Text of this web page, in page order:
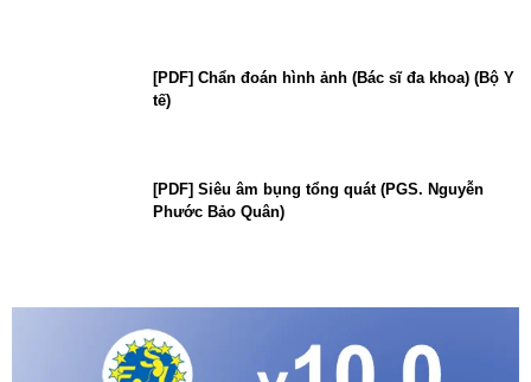
[PDF] Chẩn đoán hình ảnh (Bác sĩ đa khoa) (Bộ Y
tế)
[PDF] Siêu âm bụng tổng quát (PGS. Nguyễn
Phước Bảo Quân)